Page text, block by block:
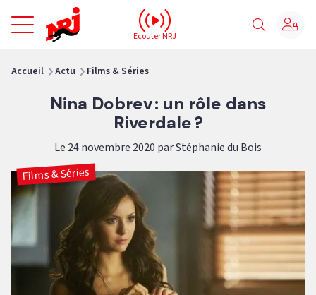
NRJ - Accueil
Ecouter NRJ
Accueil Actu Films & Séries
Nina Dobrev : un rôle dans
Riverdale ?
Le 24 novembre 2020 par Stéphanie du Bois
Films & Séries